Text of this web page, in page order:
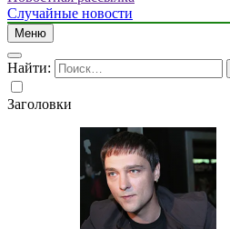
Случайные новости
Меню
Найти:
Заголовки